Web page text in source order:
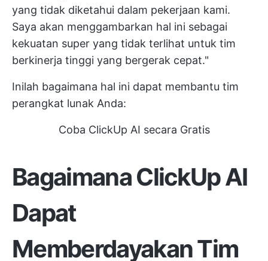
yang tidak diketahui dalam pekerjaan kami.
Saya akan menggambarkan hal ini sebagai
kekuatan super yang tidak terlihat untuk tim
berkinerja tinggi yang bergerak cepat."
Inilah bagaimana hal ini dapat membantu tim
perangkat lunak Anda:
Coba ClickUp AI secara Gratis
Bagaimana ClickUp AI
Dapat
Memberdayakan Tim